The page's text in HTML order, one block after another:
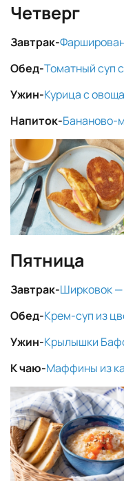
Четверг
Завтрак-
Обед-Томатный суп
Ужин-Курица с
Напиток-Бананово-
Пятница
Завтрак-Ширковок —
Обед-Крем-суп из
Ужин-Крылышки
К чаю-Маффины из